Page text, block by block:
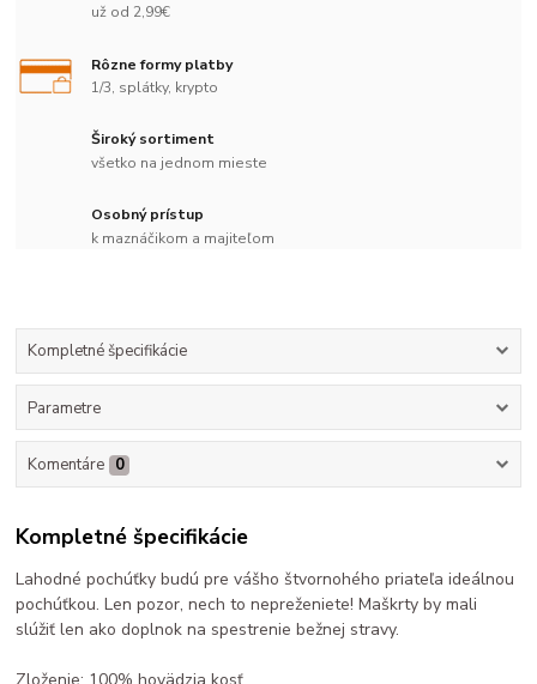
už od 2,99€
Rôzne formy platby
1/3, splátky, krypto
Široký sortiment
všetko na jednom mieste
Osobný prístup
k maznáčikom a majiteľom
Kompletné špecifikácie
Parametre
Komentáre 0
Kompletné špecifikácie
Lahodné pochúťky budú pre vášho štvornohého priateľa ideálnou
pochúťkou. Len pozor, nech to nepreženiete! Maškrty by mali
slúžiť len ako doplnok na spestrenie bežnej stravy.